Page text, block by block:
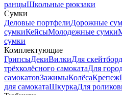
ранцыШкольные рюкзаки
Сумки
Деловые портфелиДорожные
сумкиКейсыМолодежные сумки
сумки
Комплектующие
ГрипсыДекиВилкиДля
трёхколёсного самокатаДля
самокатовЗажимыКолёсаКрепеж
для самокатаШкуркаДля